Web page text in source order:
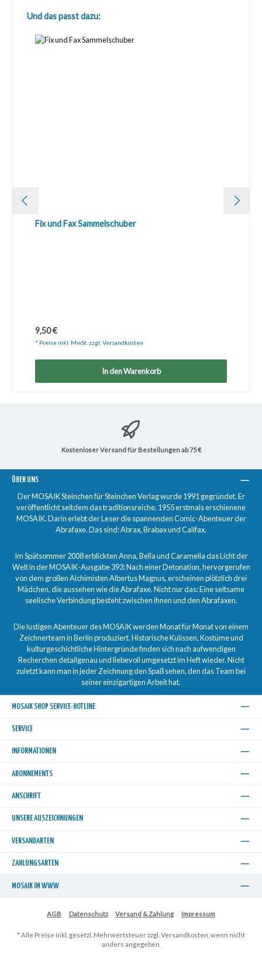
Produktgalerie überspringen
Und das passt dazu:
Fix und Fax Sammelschuber
Regulärer Preis:
9,50 €
* Preise inkl. MwSt. zzgl. Versandkosten
In den Warenkorb
Kostenloser Versand für Bestellungen ab 75 €
ÜBER UNS
Der MOSAIK Steinchen für Steinchen Verlag wurde 1991 gegründet. Er
veröffentlicht seitdem das traditionsreiche, 1955 erstmals erschienene
MOSAIK. Darin erlebt der Leser die spannenden Comic-Abenteuer der
Abrafaxe. Das sind: Abrax, Brabax und Califax.
Im Spätsommer 2008 erblickten Anna, Bella und Caramella das Licht der
Welt in der MOSAIK-Ausgabe 393: Nach einer Detonation, hervorgerufen
von dem großen Alchimisten Albertus Magnus, erscheinen plötzlich drei
Mädchen, die aussehen wie die Abrafaxe. Nicht nur das: Eine seltsame
seelische Verbindung besteht zwischen ihnen und den Abrafaxen.
Die lustigen Abenteuer des MOSAIK werden Monat für Monat von einem
Zeichnerteam in Berlin produziert. Historische Kulissen, Kostüme und
kulturgeschichtliche Hintergründe finden sich nach aufwendigen
Recherchen detailgenau und liebevoll umgesetzt im Heft wieder. Nicht
zuletzt kann man in jeder Zeichnung den Spaß sehen, den das Team bei
seiner einzigartigen Arbeit hat.
MOSAIK SHOP SERVICE-HOTLINE
SERVICE
INFORMATIONEN
ABONNEMENTS
ANSCHRIFT
UNSERE AUSZEICHNUNGEN
VERSANDARTEN
ZAHLUNGSARTEN
MOSAIK IM WWW
AGB Datenschutz Versand & Zahlung Impressum
* Alle Preise inkl. gesetzl. Mehrwertsteuer zzgl. Versandkosten , wenn nicht
anders angegeben.